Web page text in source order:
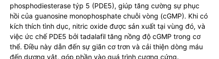
phosphodiesterase týp 5 (PDE5), giúp tăng cường sự phục
hồi của guanosine monophosphate chuỗi vòng (cGMP). Khi có
kích thích tình dục, nitric oxide được sản xuất tại vùng đó, và
việc ức chế PDE5 bởi tadalafil tăng nồng độ cGMP trong cơ
thể. Điều này dẫn đến sự giãn cơ trơn và cải thiện dòng máu
đến dương vật, góp phần vào quá trình cương cứng.